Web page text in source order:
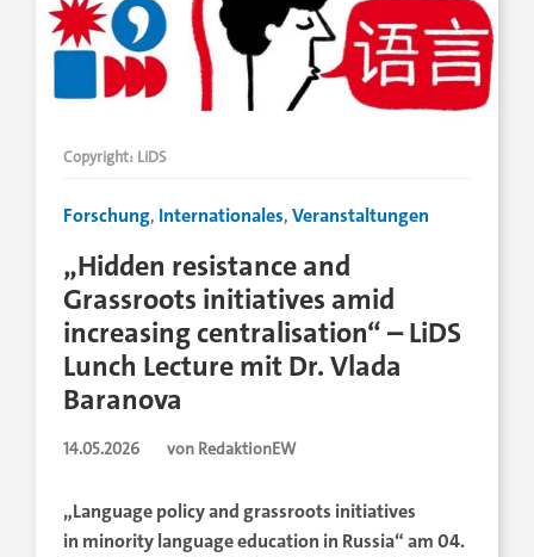
Forschung, Internationales,Veranstaltungen
„Hidden resistance and
Grassroots initiatives amid
increasing centralisation“ – LiDS
Lunch Lecture mit Dr. Vlada
Baranova
14.05.2026 von RedaktionEW
Copyright: LiDS
„Language policy and grassroots initiatives
in minority language education in Russia“ am 04.